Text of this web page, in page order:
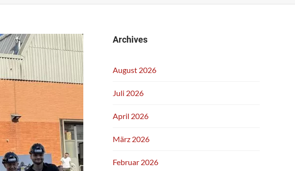
Archives
August 2026
Juli 2026
April 2026
März 2026
Februar 2026